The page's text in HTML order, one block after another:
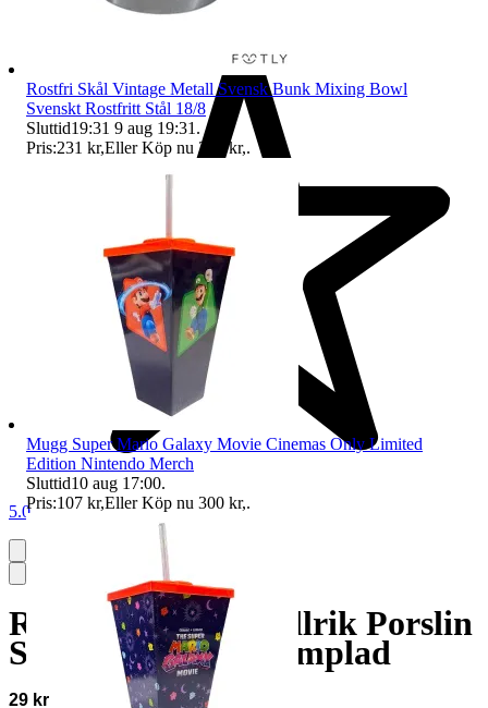
5.0
Rörstrand Djup Tallrik Porslin
Skål Vit Design Stämplad
29 kr
Rostfri Skål Vintage Metall Svensk Bunk Mixing Bowl
Svenskt Rostfritt Stål 18/8
Sluttid19:31 9 aug 19:31 .
Pris:231 kr,Eller Köp nu 234 kr,.
Mugg Super Mario Galaxy Movie Cinemas Only Limited
Edition Nintendo Merch
Sluttid10 aug 17:00.
Pris:107 kr,Eller Köp nu 300 kr,.